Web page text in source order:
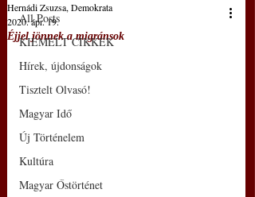
All Posts
KIEMELT CIKKEK
Hírek, újdonságok
Tisztelt Olvasó!
Magyar Idő
Új Történelem
Kultúra
Magyar Őstörténet
Éjjel jönnek a migránsok
Hernádi Zsuzsa, Demokrata
2020. ápr. 19.